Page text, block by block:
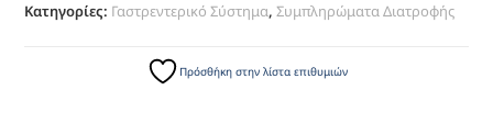
Κατηγορίες: Γαστρεντερικό Σύστημα,Συμπληρώματα Διατροφής
Πρόσθήκη στην λίστα επιθυμιών